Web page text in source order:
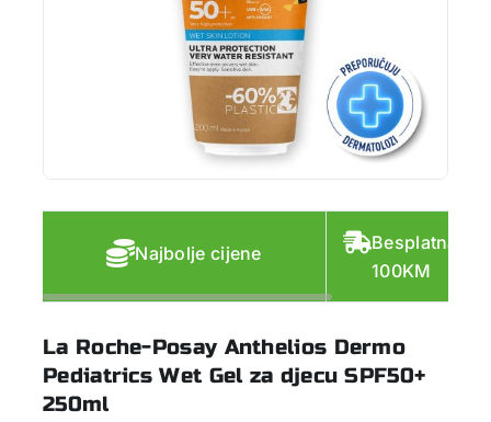
Najbolje cijene
Besplatna
100KM
La Roche-Posay Anthelios Dermo
Pediatrics Wet Gel za djecu SPF50+
250ml